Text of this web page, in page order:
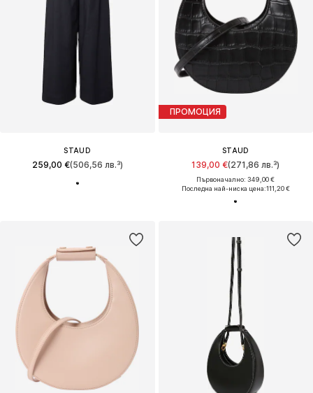
STAUD
259,00 €(506,56 лв.³)
ПРОМОЦИЯ
STAUD
139,00 €(271,86 лв.³)
Първоначално: 349,00 €
Последна най-ниска цена:111,20 €